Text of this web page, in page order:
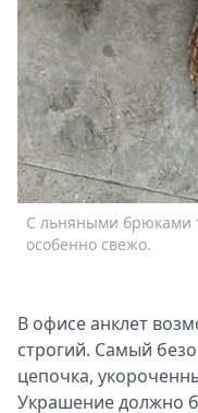
С льняными брюками
особенно свежо.
В офисе анклет
строгий. Самый
цепочка,
Украшение должно